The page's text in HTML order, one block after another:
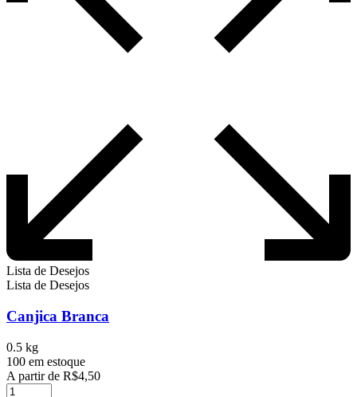
Lista de Desejos
Lista de Desejos
Canjica Branca
0.5 kg
100 em estoque
A partir de R$4,50